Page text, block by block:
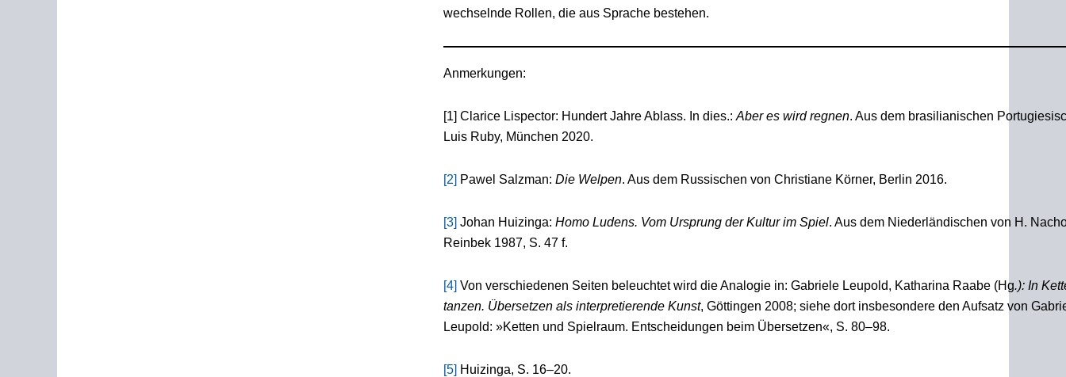
wechselnde Rollen, die aus Sprache bestehen.
Anmerkungen:
[1] Clarice Lispector: Hundert Jahre Ablass. In dies.: Aber es wird regnen. Aus dem brasilianischen
Luis Ruby, München 2020.
[2] Pawel Salzman: Die Welpen. Aus dem Russischen von Christiane Körner, Berlin 2016.
[3] Johan Huizinga: Homo Ludens. Vom Ursprung der Kultur im Spiel. Aus dem Niederländischen von H.
Reinbek 1987, S. 47 f.
[4] Von verschiedenen Seiten beleuchtet wird die Analogie in: Gabriele Leupold, Katharina Raabe (Hg.): In
tanzen. Übersetzen als interpretierende Kunst, Göttingen 2008; siehe dort insbesondere den Aufsatz von
Leupold: »Ketten und Spielraum. Entscheidungen beim Übersetzen«, S. 80–98.
[5] Huizinga, S. 16–20.